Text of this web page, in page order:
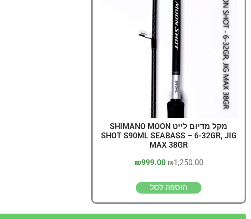
מקל מדיום לייט SHIMANO MOON
SHOT S90ML SEABASS – 6-32GR, JIG
MAX 38GR
₪1,250.00
₪999.00
הוספה לסל